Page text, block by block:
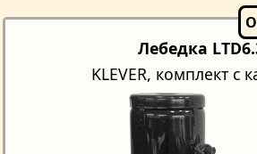
Лебедка
KLEVER, комплект с